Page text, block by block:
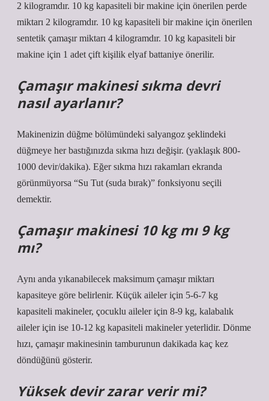
2 kilogramdır. 10 kg kapasiteli bir makine için önerilen perde
miktarı 2 kilogramdır. 10 kg kapasiteli bir makine için önerilen
sentetik çamaşır miktarı 4 kilogramdır. 10 kg kapasiteli bir
makine için 1 adet çift kişilik elyaf battaniye önerilir.
Çamaşır makinesi sıkma devri
nasıl ayarlanır?
Makinenizin düğme bölümündeki salyangoz şeklindeki
düğmeye her bastığınızda sıkma hızı değişir. (yaklaşık 800-
1000 devir/dakika). Eğer sıkma hızı rakamları ekranda
görünmüyorsa “Su Tut (suda bırak)” fonksiyonu seçili
demektir.
Çamaşır makinesi 10 kg mı 9 kg
mı?
Aynı anda yıkanabilecek maksimum çamaşır miktarı
kapasiteye göre belirlenir. Küçük aileler için 5-6-7 kg
kapasiteli makineler, çocuklu aileler için 8-9 kg, kalabalık
aileler için ise 10-12 kg kapasiteli makineler yeterlidir. Dönme
hızı, çamaşır makinesinin tamburunun dakikada kaç kez
döndüğünü gösterir.
Yüksek devir zarar verir mi?